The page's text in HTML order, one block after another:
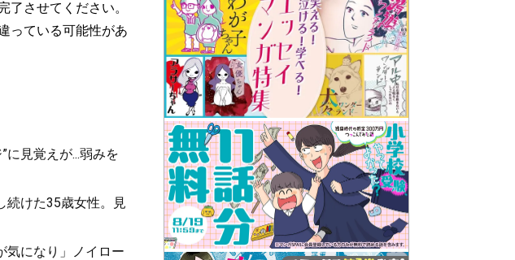
させてください。
っている可能性があ
見覚えが...弱みを
続けた35歳女性。見
気になり」ノイロー